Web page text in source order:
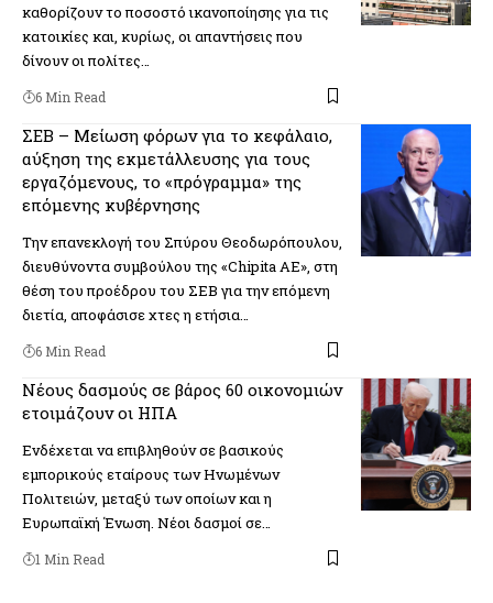
καθορίζουν το ποσοστό ικανοποίησης για τις
κατοικίες και, κυρίως, οι απαντήσεις που
δίνουν οι πολίτες…
6 Min Read
ΣΕΒ – Μείωση φόρων για το κεφάλαιο,
αύξηση της εκμετάλλευσης για τους
εργαζόμενους, το «πρόγραμμα» της
επόμενης κυβέρνησης
Την επανεκλογή του Σπύρου Θεοδωρόπουλου,
διευθύνοντα συμβούλου της «Chipita ΑΕ», στη
θέση του προέδρου του ΣΕΒ για την επόμενη
διετία, αποφάσισε χτες η ετήσια…
6 Min Read
Νέους δασμούς σε βάρος 60 οικονομιών
ετοιμάζουν οι ΗΠΑ
Ενδέχεται να επιβληθούν σε βασικούς
εμπορικούς εταίρους των Ηνωμένων
Πολιτειών, μεταξύ των οποίων και η
Ευρωπαϊκή Ένωση. Νέοι δασμοί σε…
1 Min Read